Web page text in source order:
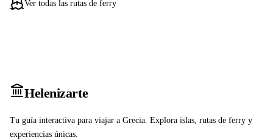
Ver todas las rutas de ferry
Helenizarte
Tu guía interactiva para viajar a Grecia. Explora islas, rutas de ferry y
experiencias únicas.